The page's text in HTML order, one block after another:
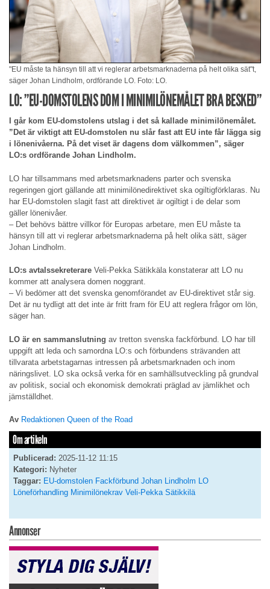
"EU måste ta hänsyn till att vi reglerar arbetsmarknaderna på helt olika sät"t,
säger Johan Lindholm, ordförande LO. Foto: LO.
LO: ”EU-DOMSTOLENS DOM I MINIMILÖNEMÅLET BRA BESKED”
I går kom EU-domstolens utslag i det så kallade minimilönemålet.
”Det är viktigt att EU-domstolen nu slår fast att EU inte får lägga sig
i lönenivåerna. På det viset är dagens dom välkommen”, säger
LO:s ordförande Johan Lindholm.
LO har tillsammans med arbetsmarknadens parter och svenska
regeringen gjort gällande att minimilönedirektivet ska ogiltigförklaras. Nu
har EU-domstolen slagit fast att direktivet är ogiltigt i de delar som
gäller lönenivåer.
– Det behövs bättre villkor för Europas arbetare, men EU måste ta
hänsyn till att vi reglerar arbetsmarknaderna på helt olika sätt, säger
Johan Lindholm.
LO:s avtalssekreterare Veli-Pekka Sätikkäla konstaterar att LO nu
kommer att analysera domen noggrant.
– Vi bedömer att det svenska genomförandet av EU-direktivet står sig.
Det är nu tydligt att det inte är fritt fram för EU att reglera frågor om lön,
säger han.
LO är en sammanslutning av tretton svenska fackförbund. LO har till
uppgift att leda och samordna LO:s och förbundens strävanden att
tillvarata arbetstagarnas intressen på arbetsmarknaden och inom
näringslivet. LO ska också verka för en samhällsutveckling på grundval
av politisk, social och ekonomisk demokrati präglad av jämlikhet och
jämställdhet.
Av Redaktionen Queen of the Road
Om artikeln
Publicerad: 2025-11-12 11:15
Kategori: Nyheter
Taggar: EU-domstolen Fackförbund Johan Lindholm LO
Löneförhandling Minimilönekrav Veli-Pekka Sätikkilä
Annonser